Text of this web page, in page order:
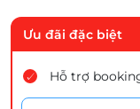
Ưu đãi đặc biệt
Hỗ trợ